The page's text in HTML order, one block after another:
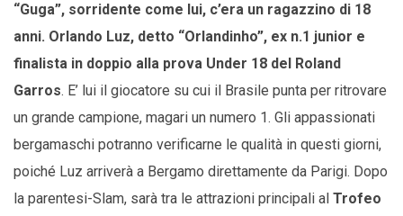
“Guga”, sorridente come lui, c’era un ragazzino di 18
anni. Orlando Luz, detto “Orlandinho”, ex n.1 junior e
finalista in doppio alla prova Under 18 del Roland
Garros. E’ lui il giocatore su cui il Brasile punta per ritrovare
un grande campione, magari un numero 1. Gli appassionati
bergamaschi potranno verificarne le qualità in questi giorni,
poiché Luz arriverà a Bergamo direttamente da Parigi. Dopo
la parentesi-Slam, sarà tra le attrazioni principali al Trofeo